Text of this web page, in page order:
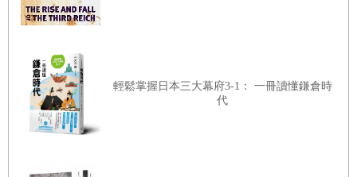
輕鬆掌握日本三大幕府3-1： 一冊讀懂鎌倉時
代